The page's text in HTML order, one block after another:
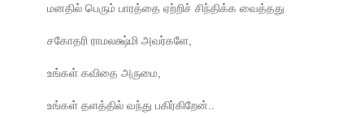
மனதில் பெரும் பாரத்தை ஏற்றிச் சிந்திக்க வைத்தது
சகோதரி ராமலக்ஷ்மி அவர்களே,
உங்கள் கவிதை அருமை,
உங்கள் தளத்தில் வந்து பகிர்கிறேன்..